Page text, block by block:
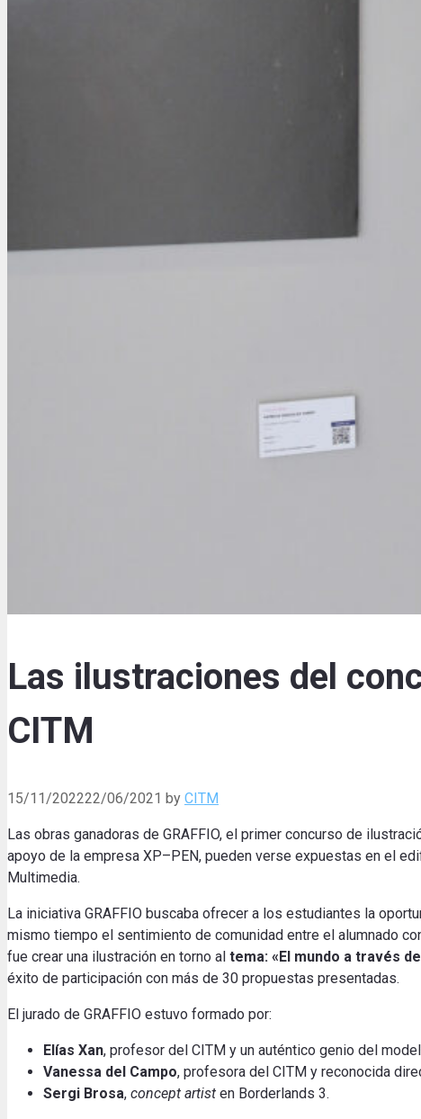
Las ilustraciones del
CITM
15/11/202222/06/2021 by CITM
Las obras ganadoras de GRAFFIO, el primer concurso de
apoyo de la empresa XP–PEN, pueden verse expuestas en el
Multimedia.
La iniciativa GRAFFIO buscaba ofrecer a los estudiantes la
mismo tiempo el sentimiento de comunidad entre el alumnado
fue crear una ilustración en torno al tema: «El mundo a través
éxito de participación con más de 30 propuestas presentadas.
El jurado de GRAFFIO estuvo formado por:
Elías Xan, profesor del CITM y un auténtico genio del
Vanessa del Campo, profesora del CITM y reconocida
Sergi Brosa, concept artist en Borderlands 3.